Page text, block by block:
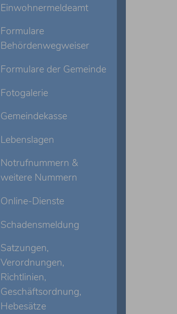
Einwohnermeldeamt
Formulare
Behördenwegweiser
Formulare der Gemeinde
Fotogalerie
Gemeindekasse
Lebenslagen
Notrufnummern &
weitere Nummern
Online-Dienste
Schadensmeldung
Satzungen,
Verordnungen,
Richtlinien,
Geschäftsordnung,
Hebesätze